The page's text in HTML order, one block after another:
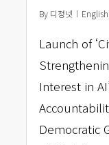
By 디정넷 English
Launch of
Interest in
Democratic